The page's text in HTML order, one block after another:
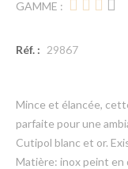
GAMME :
Réf. : 29867
Mince et élancée,
parfaite pour une
Cutipol blanc et or.
Matière: inox peint en